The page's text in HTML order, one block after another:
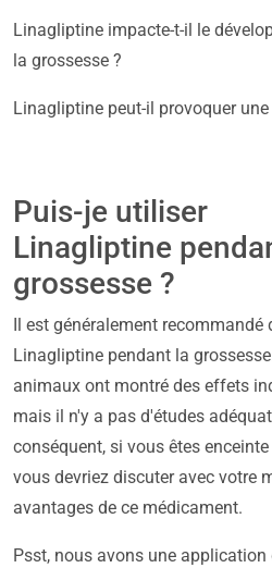
Linagliptine impacte-t-il le
la grossesse ?
Linagliptine peut-il provoquer
Puis-je utiliser
Linagliptine
grossesse ?
Il est généralement
Linagliptine pendant la
animaux ont montré des effets
mais il n'y a pas d'études
conséquent, si vous êtes
vous devriez discuter avec votre
avantages de ce médicament.
Psst, nous avons une